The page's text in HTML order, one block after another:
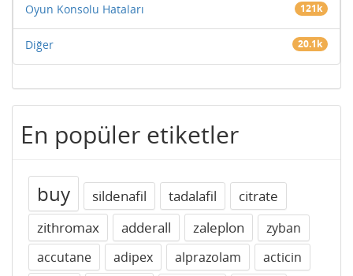
Oyun Konsolu Hataları 121k
Diğer 20.1k
En popüler etiketler
buy sildenafil tadalafil
citrate
zithromax
adderall zaleplon
zyban
accutane
adipex alprazolam
acticin